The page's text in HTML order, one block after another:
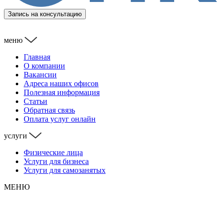
Запись на консультацию
меню
Главная
О компании
Вакансии
Адреса наших офисов
Полезная информация
Статьи
Обратная связь
Оплата услуг онлайн
услуги
Физические лица
Услуги для бизнеса
Услуги для самозанятых
МЕНЮ